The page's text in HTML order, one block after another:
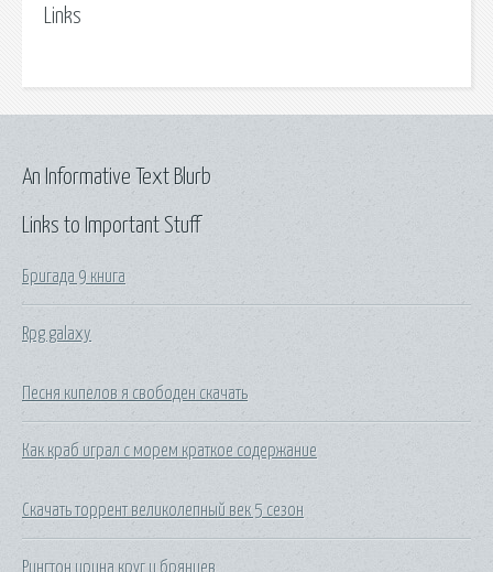
Links
Links to Important Stuff
Бригада 9 книга
Rpg galaxy
Песня кипелов я свободен скачать
Как краб играл с морем краткое содержание
Скачать торрент великолепный век 5 сезон
Рингтон ирина круг и брянцев
An Informative Text Blurb